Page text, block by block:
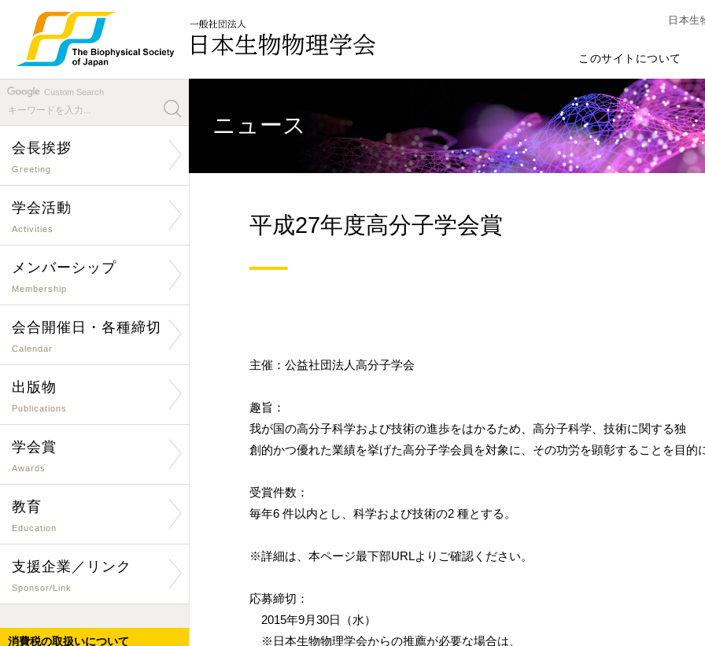
日本生
このサイトについて
Custom Search
会長挨拶
Greeting
学会活動
Activities
メンバーシップ
Membership
会合開催日・各種締切
Calendar
出版物
Publications
学会賞
Awards
教育
Education
支援企業／リンク
Sponsor/Link
消費税の取扱いについて
ニュース
平成27年度高分子学会賞
主催：公益社団法人高分子学会
趣旨：
我が国の高分子科学および技術の進歩をはかるため、高分子科学、技術に関する独
創的かつ優れた業績を挙げた高分子学会員を対象に、その功労を顕彰することを目的
受賞件数：
毎年6 件以内とし、科学および技術の2 種とする。
※詳細は、本ページ最下部URLよりご確認ください。
応募締切：
2015年9月30日（水）
※日本生物物理学会からの推薦が必要な場合は、